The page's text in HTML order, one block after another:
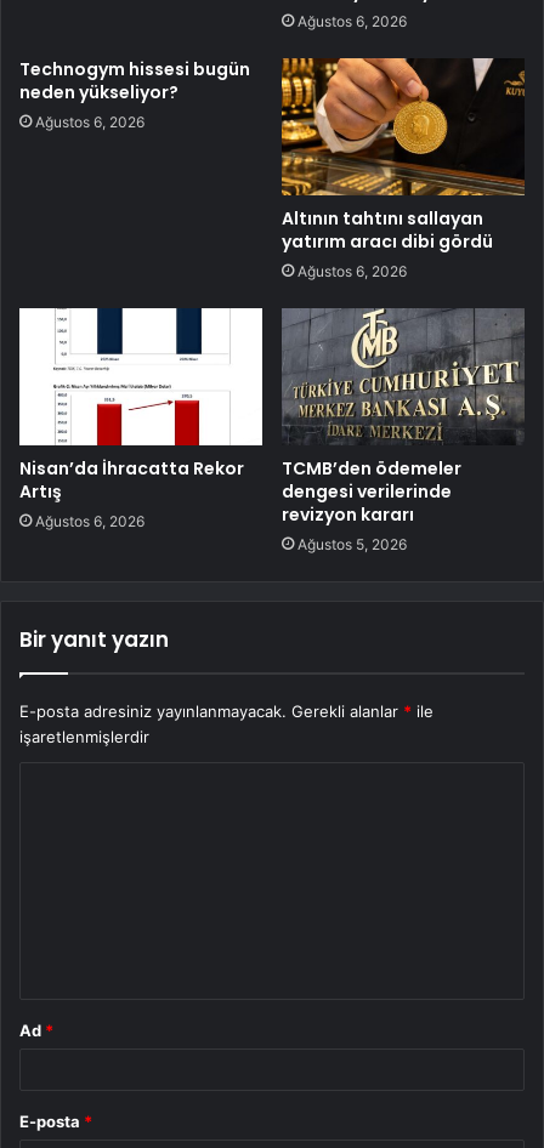
Ağustos 6, 2026
Technogym hissesi bugün
neden yükseliyor?
Ağustos 6, 2026
Altının tahtını sallayan
yatırım aracı dibi gördü
Ağustos 6, 2026
Nisan’da İhracatta Rekor
Artış
Ağustos 6, 2026
TCMB’den ödemeler
dengesi verilerinde
revizyon kararı
Ağustos 5, 2026
Bir yanıt yazın
E-posta adresiniz yayınlanmayacak. Gerekli alanlar * ile
işaretlenmişlerdir
Ad *
E-posta *